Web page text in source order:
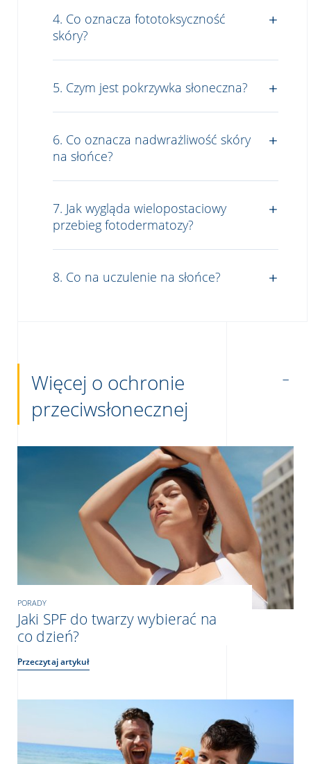
4. Co oznacza fototoksyczność
skóry?
5. Czym jest pokrzywka słoneczna?
6. Co oznacza nadwrażliwość skóry
na słońce?
7. Jak wygląda wielopostaciowy
przebieg fotodermatozy?
8. Co na uczulenie na słońce?
Więcej o ochronie
przeciwsłonecznej
PORADY
Jaki SPF do twarzy wybierać na
co dzień?
Przeczytaj artykuł